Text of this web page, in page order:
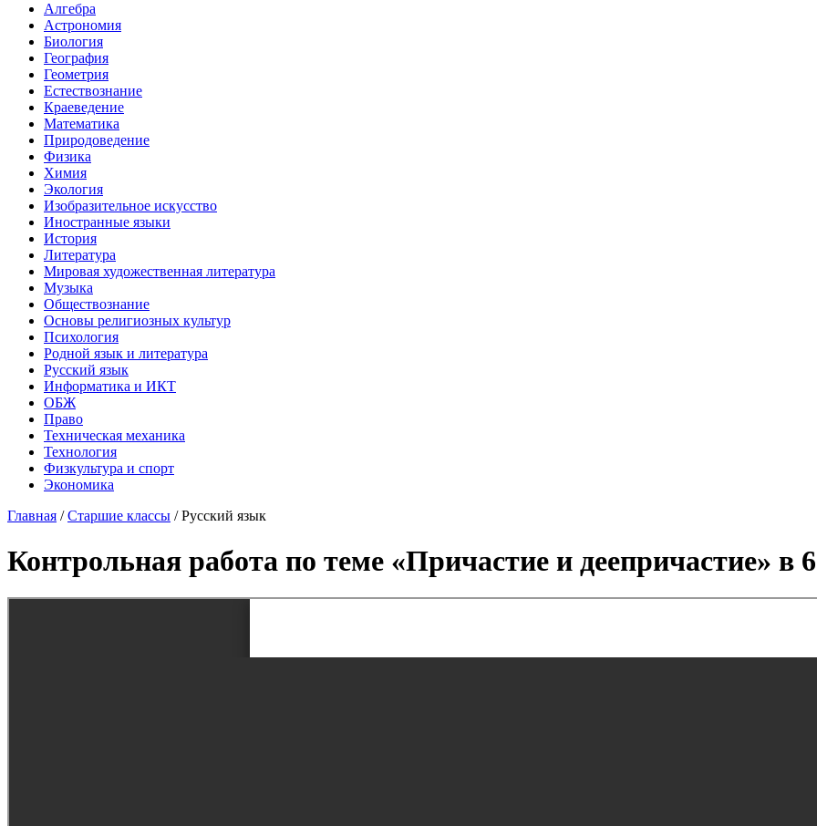
Алгебра
Астрономия
Биология
География
Геометрия
Естествознание
Краеведение
Математика
Природоведение
Физика
Химия
Экология
Изобразительное искусство
Иностранные языки
История
Литература
Мировая художественная литература
Музыка
Обществознание
Основы религиозных культур
Психология
Родной язык и литература
Русский язык
Информатика и ИКТ
ОБЖ
Право
Техническая механика
Технология
Физкультура и спорт
Экономика
Главная /Старшие классы /Русский язык
Контрольная работа по теме «Причастие и деепричастие» в